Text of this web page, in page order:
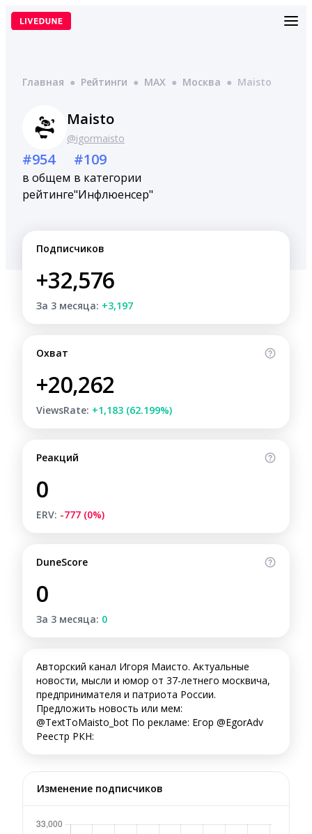
Перейти
Главная ● Рейтинги ● MAX ● Москва ● Maisto
Maisto
@igormaisto
#954
в общем
рейтинге
#109
в категории
"Инфлюенсер"
Подписчиков
+32,576
За 3 месяца: +3,197
Охват
+20,262
ViewsRate: +1,183 (62.199%)
Реакций
0
ERV: -777 (0%)
DuneScore
0
За 3 месяца: 0
Авторский канал Игоря Маисто. Актуальные
новости, мысли и юмор от 37-летнего москвича,
предпринимателя и патриота России.
Предложить новость или мем:
@TextToMaisto_bot По рекламе: Егор @EgorAdv
Реестр РКН:
Изменение подписчиков